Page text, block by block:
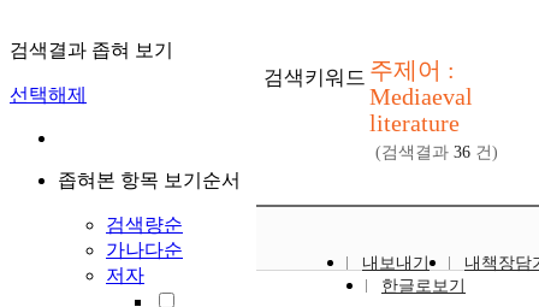
검색결과 좁혀 보기
선택해제
좁혀본 항목 보기순서
검색량순
가나다순
저자
검색키워드 주제어 :
Mediaeval
literature
(검색결과 36 건)
내보내기
내책장담
한글로보기